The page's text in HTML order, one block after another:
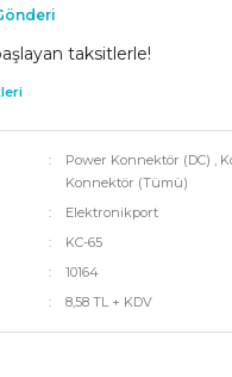
taksitlerle!
Power Konnektör (DC) ,
Konnektör (Tümü)
Elektronikport
KC-65
10164
8,58 TL + KDV